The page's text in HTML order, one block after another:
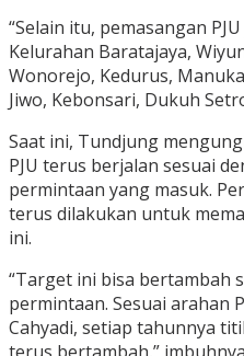
“Selain itu, pemasangan
Kelurahan Baratajaya,
Wonorejo, Kedurus,
Jiwo, Kebonsari, Dukuh
Saat ini, Tundjung
PJU terus berjalan sesuai
permintaan yang masuk.
terus dilakukan untuk
ini.
“Target ini bisa bertambah
permintaan. Sesuai arahan
Cahyadi, setiap tahunnya